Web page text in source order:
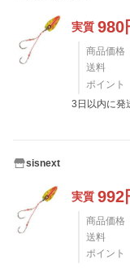
実質 980
商品価格
送料
ポイント
3日以内に発
sisnext
実質 992
商品価格
送料
ポイント